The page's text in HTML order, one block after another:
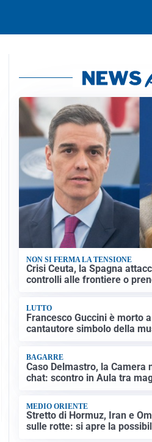
NON SI FERMA LA TENSIONE
Crisi Ceuta, la Spagna
controlli alle frontiere o
LUTTO
Francesco Guccini è morto
cantautore simbolo della
BAGARRE
Caso Delmastro, la Camera
chat: scontro in Aula tra
MEDIO ORIENTE
Stretto di Hormuz, Iran e
sulle rotte: si apre la